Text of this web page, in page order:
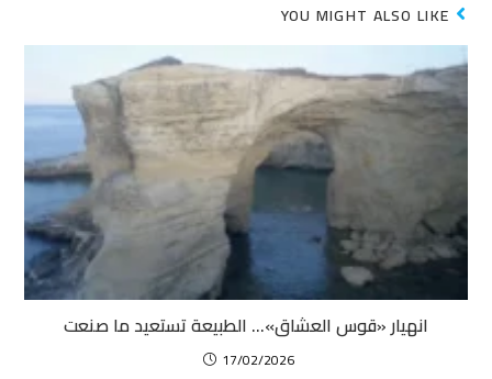
YOU MIGHT ALSO LIKE
انهيار «قوس العشاق»… الطبيعة تستعيد ما صنعت
17/02/2026